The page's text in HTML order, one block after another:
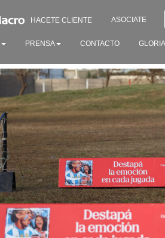
HACETE CLIENTE ASOCIATE
PRENSA CONTACTO